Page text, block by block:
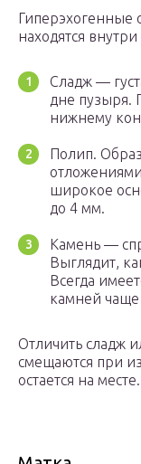
Гиперэхогенные
находятся
Сладж —
дне пузыря.
нижнему
Полип.
широкое
до 4 мм.
Камень —
Выглядит,
Всегда
камней чаще
Отличить сладж
смещаются при
остается на месте.